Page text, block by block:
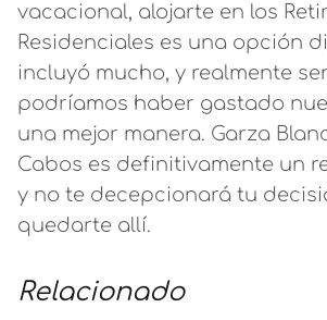
vacacional, alojarte en los
Residenciales es una opción
incluyó mucho, y realmente
podríamos haber gastado
una mejor manera. Garza
Cabos es definitivamente un
y no te decepcionará tu
quedarte allí.
Relacionado